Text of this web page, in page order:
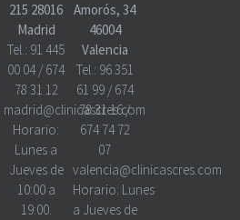
215 28016
Madrid
Tel.: 91 445
00 04/ 674
78 31 12
madrid@clinicascres.com
Horario:
Lunes a
Jueves de
10:00 a
19:00.
Amorós, 34
46004
Valencia
Tel.: 96 351
61 99/ 674
78 31 16/
674 74 72
07
valencia@clinicascres.com
Horario: Lunes
a Jueves de